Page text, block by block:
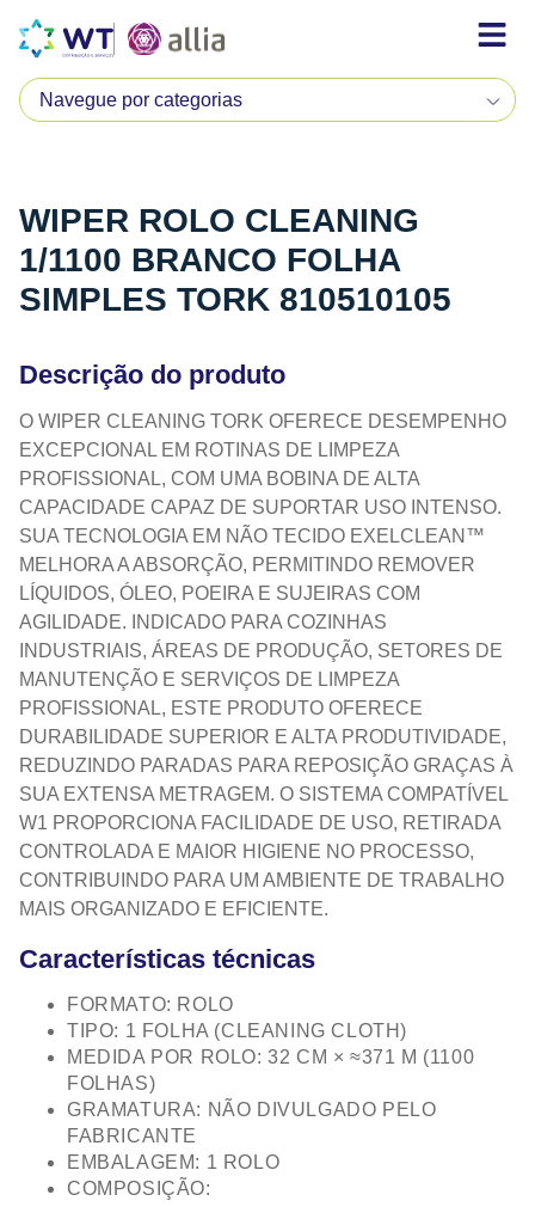
WIPER ROLO CLEANING
1/1100 BRANCO FOLHA
SIMPLES TORK 810510105
Descrição do produto
O WIPER CLEANING TORK OFERECE DESEMPENHO
EXCEPCIONAL EM ROTINAS DE LIMPEZA
PROFISSIONAL, COM UMA BOBINA DE ALTA
CAPACIDADE CAPAZ DE SUPORTAR USO INTENSO.
SUA TECNOLOGIA EM NÃO TECIDO EXELCLEAN™
MELHORA A ABSORÇÃO, PERMITINDO REMOVER
LÍQUIDOS, ÓLEO, POEIRA E SUJEIRAS COM
AGILIDADE. INDICADO PARA COZINHAS
INDUSTRIAIS, ÁREAS DE PRODUÇÃO, SETORES DE
MANUTENÇÃO E SERVIÇOS DE LIMPEZA
PROFISSIONAL, ESTE PRODUTO OFERECE
DURABILIDADE SUPERIOR E ALTA PRODUTIVIDADE,
REDUZINDO PARADAS PARA REPOSIÇÃO GRAÇAS À
SUA EXTENSA METRAGEM. O SISTEMA COMPATÍVEL
W1 PROPORCIONA FACILIDADE DE USO, RETIRADA
CONTROLADA E MAIOR HIGIENE NO PROCESSO,
CONTRIBUINDO PARA UM AMBIENTE DE TRABALHO
MAIS ORGANIZADO E EFICIENTE.
Características técnicas
FORMATO: ROLO
TIPO: 1 FOLHA (CLEANING CLOTH)
MEDIDA POR ROLO: 32 CM × ≈371 M (1100
FOLHAS)
GRAMATURA: NÃO DIVULGADO PELO
FABRICANTE
EMBALAGEM: 1 ROLO
COMPOSIÇÃO: